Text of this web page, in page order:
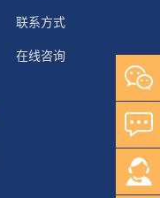
联系方式
在线咨询